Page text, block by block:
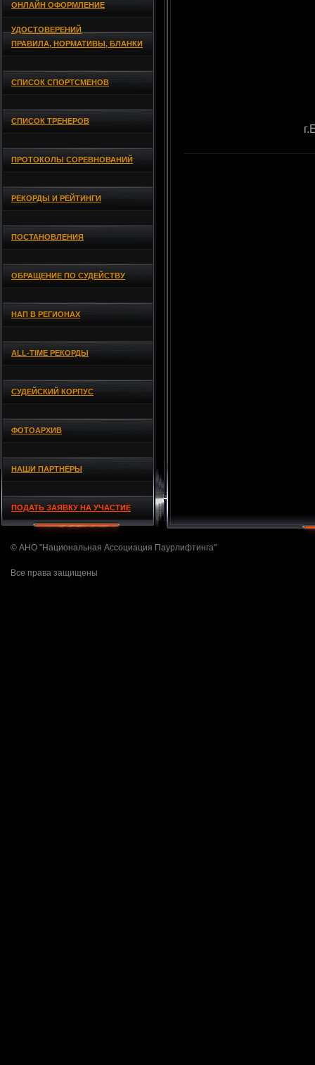
ОНЛАЙН ОФОРМЛЕНИЕ
УДОСТОВЕРЕНИЙ
ПРАВИЛА, НОРМАТИВЫ, БЛАНКИ
СПИСОК СПОРТСМЕНОВ
СПИСОК ТРЕНЕРОВ
ПРОТОКОЛЫ СОРЕВНОВАНИЙ
РЕКОРДЫ И РЕЙТИНГИ
ПОСТАНОВЛЕНИЯ
ОБРАЩЕНИЕ ПО СУДЕЙСТВУ
НАП В РЕГИОНАХ
ALL-TIME РЕКОРДЫ
СУДЕЙСКИЙ КОРПУС
ФОТОАРХИВ
НАШИ ПАРТНЁРЫ
ПОДАТЬ ЗАЯВКУ НА УЧАСТИЕ
© АНО "Национальная Ассоциация Паурлифтинга"
Все права защищены